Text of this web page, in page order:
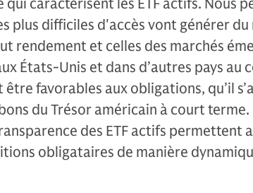
caractérisent les ETF actifs. Nous
plus difficiles d'accès vont générer du
rendement et celles des marchés
États-Unis et dans d’autres pays au
favorables aux obligations, qu’il
du Trésor américain à court terme.
des ETF actifs permettent
obligataires de manière